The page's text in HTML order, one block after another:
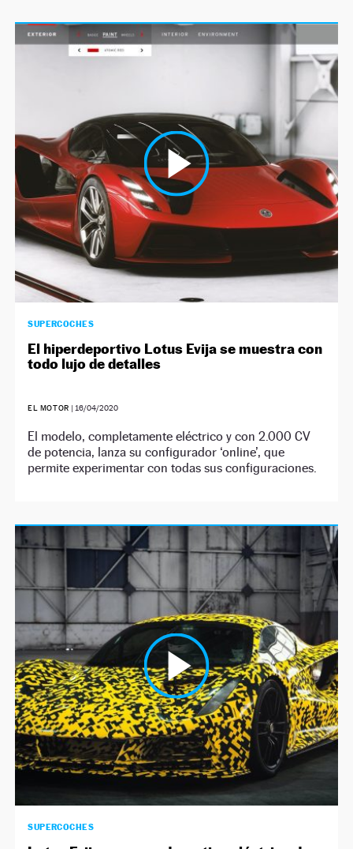
SUPERCOCHES
El hiperdeportivo Lotus Evija se muestra con
todo lujo de detalles
EL MOTOR | 16/04/2020
El modelo, completamente eléctrico y con 2.000 CV
de potencia, lanza su configurador ‘online’, que
permite experimentar con todas sus configuraciones.
SUPERCOCHES